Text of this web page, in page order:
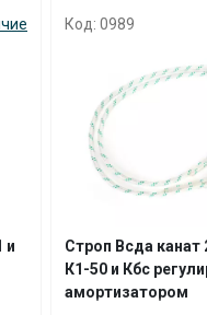
и
Код: 0989
Строп Всда канат
К1-50 и Кбс
амортизатором